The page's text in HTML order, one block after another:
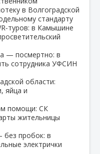
в Волгоградской
стандарту
в Камышине
— посмертно: в
сотрудника УФСИН
области:
яйца и
помощи: СК
жительницы
пробок: в
электрички